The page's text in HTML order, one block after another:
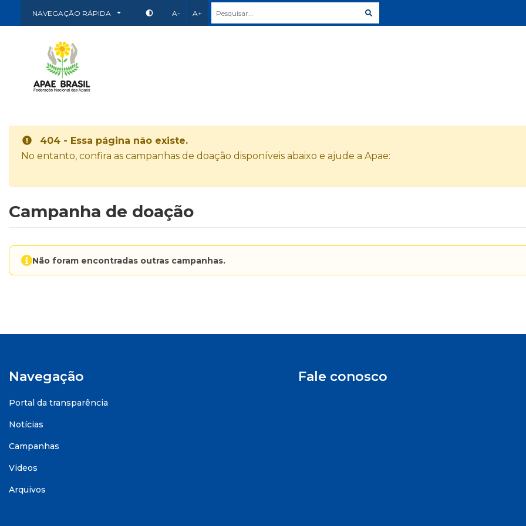
NAVEGAÇÃO RÁPIDA A- A+
404 - Essa página não existe.
No entanto, confira as campanhas de doação disponíveis abaixo e ajude a Apae:
Campanha de doação
Não foram encontradas outras campanhas.
Navegação
Portal da transparência
Notícias
Campanhas
Videos
Arquivos
Fale conosco